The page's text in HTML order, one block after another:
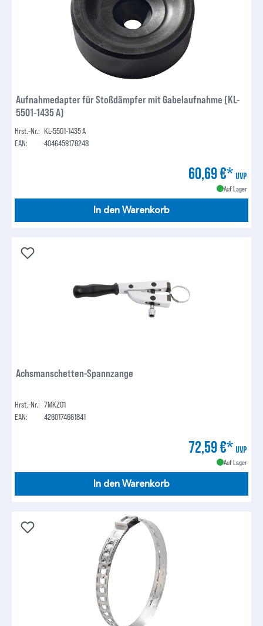
Aufnahmedapter für Stoßdämpfer mit Gabelaufnahme (KL-
5501-1435 A)
Hrst.-Nr.: KL-5501-1435 A
EAN:
4046459178248
60,69 €* UVP
Auf Lager
In den Warenkorb
Achsmanschetten-Spannzange
Hrst.-Nr.: 7MKZ01
EAN:
4260174661841
72,59 €* UVP
Auf Lager
In den Warenkorb